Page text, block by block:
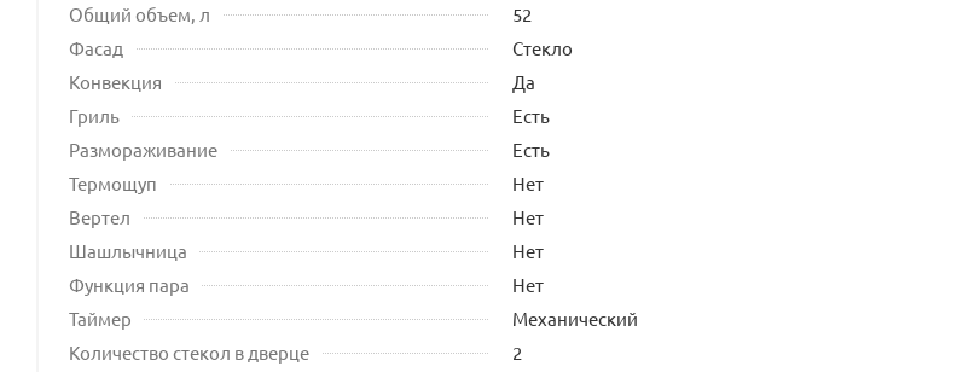
Общий объем, л
52
Фасад
Стекло
Конвекция
Да
Гриль
Есть
Размораживание
Есть
Термощуп
Нет
Вертел
Нет
Шашлычница
Нет
Функция пара
Нет
Таймер
Механический
Количество стекол в дверце
2